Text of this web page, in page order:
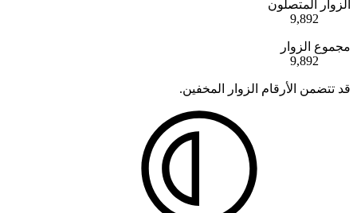
الزوار المتصلون
9,892
مجموع الزوار
9,892
قد تتضمن الأرقام الزوار المخفين.